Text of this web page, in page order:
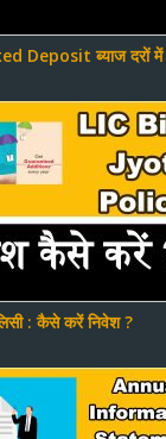
Deposit ब्याज दरों में
: कैसे करें निवेश ?